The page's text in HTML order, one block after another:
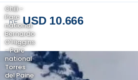
DE USD 10.666
Chili -
Parc
national
Bernardo
O'Higgins
- Parc
national
Torres
del Paine